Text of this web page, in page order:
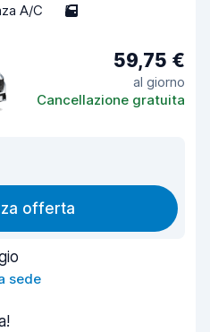
A/C 5
59,75 €
al giorno
Cancellazione gratuita
offerta
sede